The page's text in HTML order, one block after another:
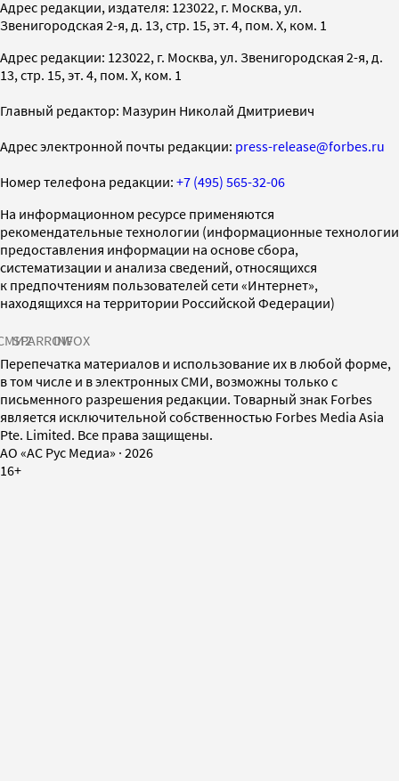
Адрес редакции, издателя: 123022, г. Москва, ул.
Звенигородская 2-я, д. 13, стр. 15, эт. 4, пом. X, ком. 1
Адрес редакции: 123022, г. Москва, ул. Звенигородская 2-я, д.
13, стр. 15, эт. 4, пом. X, ком. 1
Главный редактор: Мазурин Николай Дмитриевич
Адрес электронной почты редакции: press-release@forbes.ru
Номер телефона редакции: +7 (495) 565-32-06
На информационном ресурсе применяются
рекомендательные технологии (информационные технологии
предоставления информации на основе сбора,
систематизации и анализа сведений, относящихся
к предпочтениям пользователей сети «Интернет»,
находящихся на территории Российской Федерации)
SPARROWINFOX
Перепечатка материалов и использование их в любой форме,
в том числе и в электронных СМИ, возможны только с
письменного разрешения редакции. Товарный знак Forbes
является исключительной собственностью Forbes Media Asia
Pte. Limited. Все права защищены.
AO «АС Рус Медиа» · 2026
16+